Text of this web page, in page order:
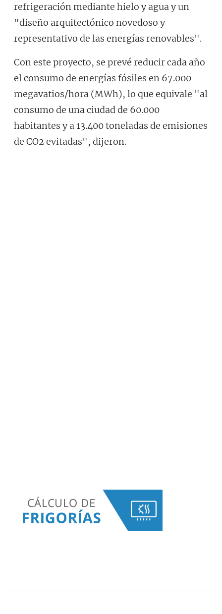
refrigeración mediante hielo y agua y un
"diseño arquitectónico novedoso y
representativo de las energías renovables".
Con este proyecto, se prevé reducir cada año
el consumo de energías fósiles en 67.000
megavatios/hora (MWh), lo que equivale "al
consumo de una ciudad de 60.000
habitantes y a 13.400 toneladas de emisiones
de CO2 evitadas", dijeron.